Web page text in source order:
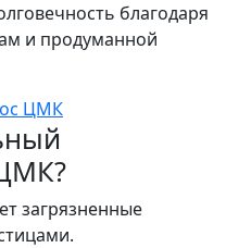
благодаря
и продуманной
загрязненные